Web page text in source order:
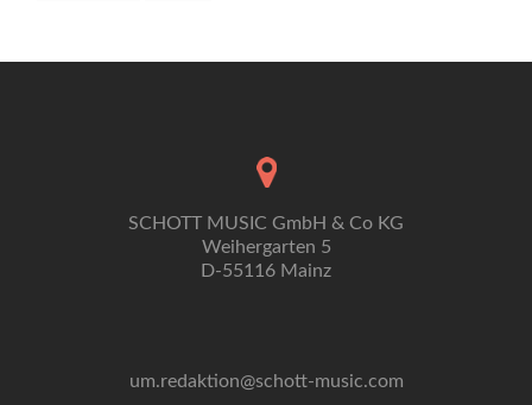
SCHOTT MUSIC GmbH & Co KG
Weihergarten 5
D-55116 Mainz
um.redaktion@schott-music.com